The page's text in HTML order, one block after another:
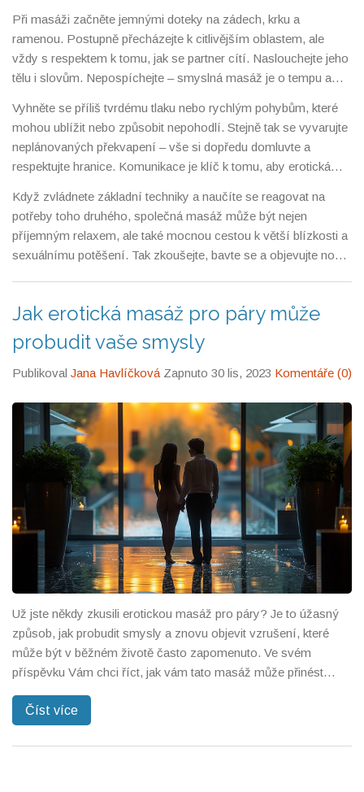
Při masáži začněte jemnými doteky na zádech, krku a
ramenou. Postupně přecházejte k citlivějším oblastem, ale
vždy s respektem k tomu, jak se partner cítí. Naslouchejte jeho
tělu i slovům. Nepospíchejte – smyslná masáž je o tempu a
Vyhněte se příliš tvrdému tlaku nebo rychlým pohybům, které
mohou ublížit nebo způsobit nepohodlí. Stejně tak se vyvarujte
neplánovaných překvapení – vše si dopředu domluvte a
respektujte hranice. Komunikace je klíč k tomu, aby erotická
Když zvládnete základní techniky a naučíte se reagovat na
potřeby toho druhého, společná masáž může být nejen
příjemným relaxem, ale také mocnou cestou k větší blízkosti a
sexuálnímu potěšení. Tak zkoušejte, bavte se a objevujte nové
Jak erotická masáž pro páry může
probudit vaše smysly
Publikoval Jana Havlíčková Zapnuto 30 lis, 2023 Komentáře (0)
Už jste někdy zkusili erotickou masáž pro páry? Je to úžasný
způsob, jak probudit smysly a znovu objevit vzrušení, které
může být v běžném životě často zapomenuto. Ve svém
příspěvku Vám chci říct, jak vám tato masáž může přinést
navázání hlubšího spojení s vaším partnerem a dosažení
vzrušujícího, pak je tato erotická masáž pro vás.
Číst více